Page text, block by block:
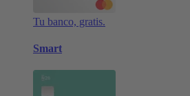
Tu banco, gratis.
Smart